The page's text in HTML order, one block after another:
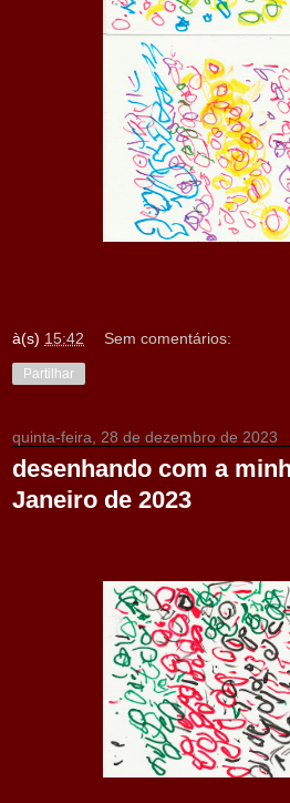
à(s) 15:42 Sem comentários:
Partilhar
quinta-feira, 28 de dezembro de 2023
desenhando com a
Janeiro de 2023